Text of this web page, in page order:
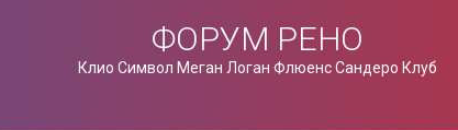
ФОРУМ РЕНО
Клио Символ Меган Логан Флюенс Сандеро Клуб